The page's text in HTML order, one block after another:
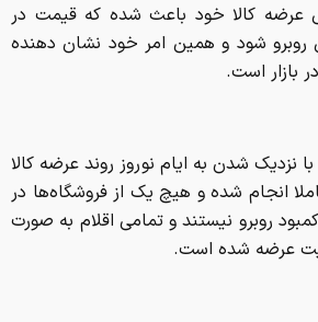
عرضه کالا خود باعث شده که قیمت در
روبرو شود و همین امر خود نشان دهنده
بازار است.
نزدیک شدن به ایام نوروز روند عرضه کالا
انجام شده و هیچ یک از فروشگاه‌ها در
روبرو نیستند و تمامی اقلام به صورت
عرضه شده است‌.